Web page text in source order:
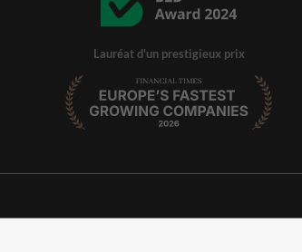
Lauréat d'un prestigieux prix